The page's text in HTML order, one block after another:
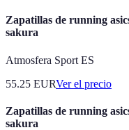
Zapatillas de running
sakura
Atmosfera Sport ES
55.25 EURVer el precio
Zapatillas de running
sakura